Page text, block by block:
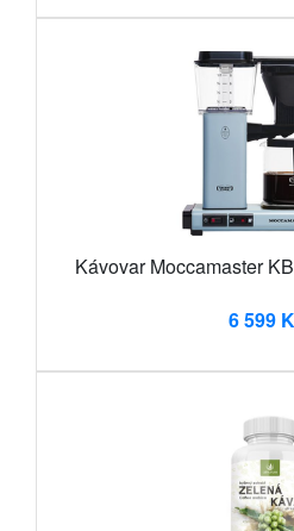
Kávovar Moccamaster
6 599